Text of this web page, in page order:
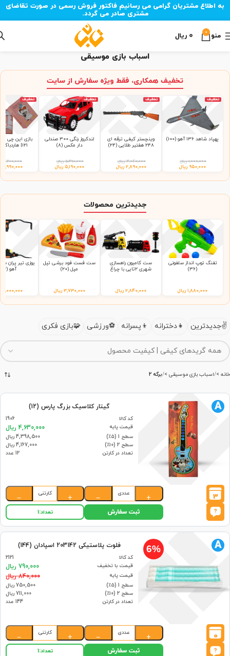
به اطلاع مشتریان گرامی می رسانیم فاکتور فروش رسمی در صورت تقاضای
مشتری صادر می گردد.
منو 0 ۰ ریال
اسباب بازی موسیقی
تخفیف همکاری، فقط ویژه سفارش از سایت
تخفیف
پهپاد شاهد 136 آهو (100)
۱,۰۰۰,۰۰۰ ریال
۹۵۰,۰۰۰ ریال
تخفیف
وینچستر کیفی ترقه ای
248 هفتیر طلایی (24)
۳,۰۴۰,۰۰۰ ریال
۲,۸۹۰,۰۰۰ ریال
تخفیف
لندکروز رنگی 300 صندلی
دار مکس (8)
۵,۳۹۰,۰۰۰ ریال
۵,۱۹۰,۰۰۰ ریال
تخفیف
بازی این چی
121| هاردباکس (48)
۳,۲۰۰,۰۰۰
۲,۹۹۰,۰۰۰
جدیدترین محصولات
تفنگ توپ انداز سلفونی
(36)
۱,۸۸۰,۰۰۰ ریال
ست کامیون راهسازی
شهری 2تایی با چراغ
۲,۸۴۰,۰۰۰ ریال
ست فست فود برشی تپل
مپل (20)
۳,۷۳۰,۰۰۰ ریال
آهو (92)
۲,۰۰۰,۰۰۰
جدیدترین دخترانه پسرانه ورزشی بازی فکری
خانه اسباب بازی موسیقی برگه 2
گیتار کلاسیک بزرگ پارس (12)
کد کالا
1906
قیمت پایه
4,630,000 ریال
سطح 1 (۵٪)
4,398,500 ریال
سطح 2 (۱۰٪)
4,167,000 ریال
تعداد در کارتن
12 عدد
3
A
+
عددی
−
+
کارتنی
−
ثبت سفارش تعداد:1
6% فلوت پلاستیکی 203142 اسپادان (144)
کد کالا
2121
قیمت با تخفیف
790,000 ریال
قیمت پایه 840,000 ریال
سطح 1 (۵٪)
750,500 ریال
سطح 2 (۱۰٪)
711,000 ریال
تعداد در کارتن
144 عدد
0
A
+
عددی
−
+
کارتنی
−
ثبت سفارش تعداد:1